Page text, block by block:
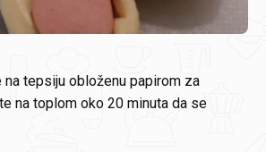
tepsiju obloženu papirom za
na toplom oko 20 minuta da se